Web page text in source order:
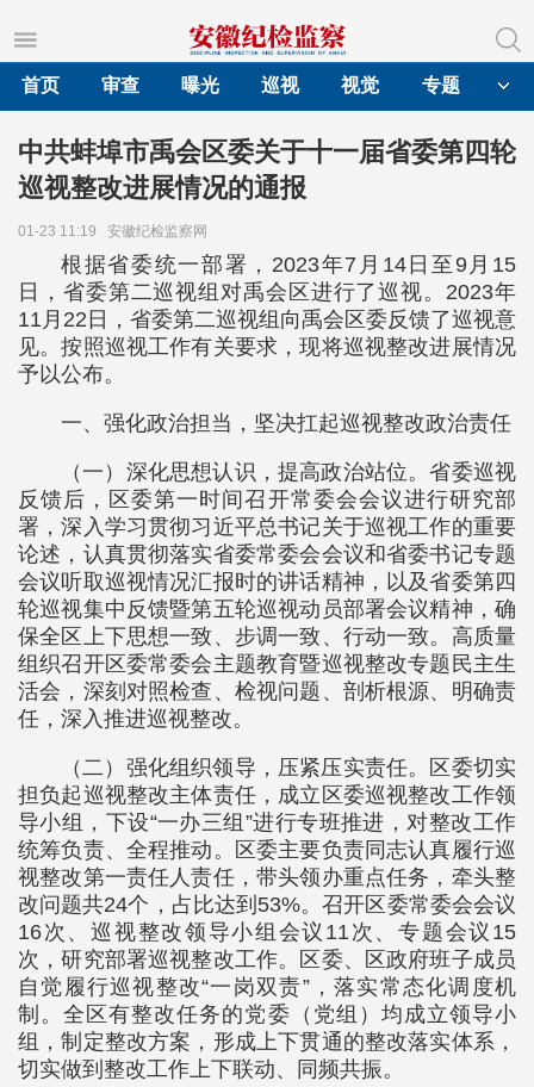
首页
审查 曝光 巡视 视觉 专题
中共蚌埠市禹会区委关于十一届省委第四轮
巡视整改进展情况的通报
01-23 11:19 安徽纪检监察网
根据省委统一部署，2023年7月14日至9月15
日，省委第二巡视组对禹会区进行了巡视。2023年
11月22日，省委第二巡视组向禹会区委反馈了巡视意
见。按照巡视工作有关要求，现将巡视整改进展情况
予以公布。
一、强化政治担当，坚决扛起巡视整改政治责任
（一）深化思想认识，提高政治站位。省委巡视
反馈后，区委第一时间召开常委会会议进行研究部
署，深入学习贯彻习近平总书记关于巡视工作的重要
论述，认真贯彻落实省委常委会会议和省委书记专题
会议听取巡视情况汇报时的讲话精神，以及省委第四
轮巡视集中反馈暨第五轮巡视动员部署会议精神，确
保全区上下思想一致、步调一致、行动一致。高质量
组织召开区委常委会主题教育暨巡视整改专题民主生
活会，深刻对照检查、检视问题、剖析根源、明确责
任，深入推进巡视整改。
（二）强化组织领导，压紧压实责任。区委切实
担负起巡视整改主体责任，成立区委巡视整改工作领
导小组，下设“一办三组”进行专班推进，对整改工作
统筹负责、全程推动。区委主要负责同志认真履行巡
视整改第一责任人责任，带头领办重点任务，牵头整
改问题共24个，占比达到53%。召开区委常委会会议
16次、巡视整改领导小组会议11次、专题会议15
次，研究部署巡视整改工作。区委、区政府班子成员
自觉履行巡视整改“一岗双责”，落实常态化调度机
制。全区有整改任务的党委（党组）均成立领导小
组，制定整改方案，形成上下贯通的整改落实体系，
切实做到整改工作上下联动、同频共振。